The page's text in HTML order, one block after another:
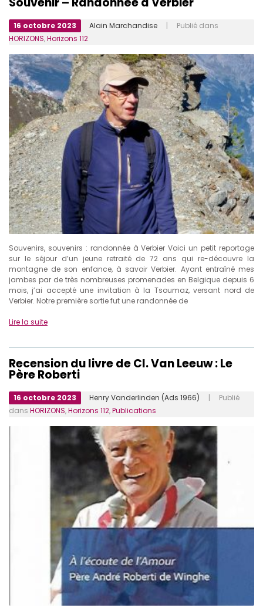
16 octobre 2023 Alain Marchandise | Publié dans
HORIZONS,Horizons 112
Souvenirs, souvenirs : randonnée à Verbier Voici un petit reportage
sur le séjour d’un jeune retraité de 72 ans qui re-découvre la
montagne de son enfance, à savoir Verbier. Ayant entraîné mes
jambes par de très nombreuses promenades en Belgique depuis 6
mois, j’ai accepté une invitation à la Tsoumaz, versant nord de
Verbier. Notre première sortie fut une randonnée de
Lire la suite
Recension du livre de Cl. Van Leeuw : Le
Père Roberti
16 octobre 2023 Henry Vanderlinden (Ads 1966) | Publié
dans HORIZONS,Horizons 112,Publications